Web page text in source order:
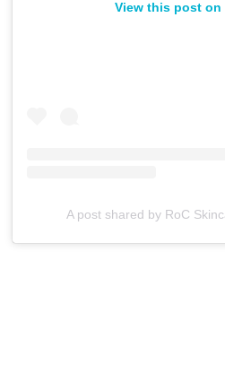
View this post on
A post shared by RoC